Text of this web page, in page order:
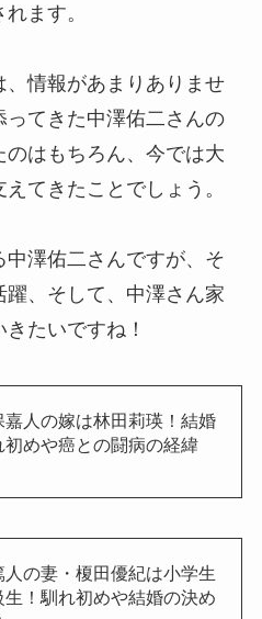
ます。
情報があまりありませ
ってきた中澤佑二さんの
はもちろん、今では大
てきたことでしょう。
澤佑二さんですが、そ
、そして、中澤さん家
たいですね！
嘉人の嫁は林田莉瑛！結婚
初めや癌との闘病の経緯
人の妻・榎田優紀は小学生
生！馴れ初めや結婚の決め